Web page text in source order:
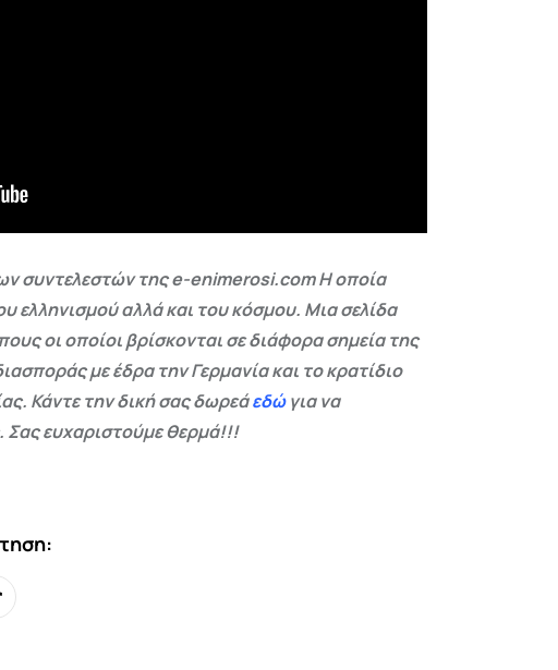
συντελεστών της e-enimerosi.com Η οποία
ελληνισμού αλλά και του κόσμου. Μια σελίδα
οι οποίοι βρίσκονται σε διάφορα σημεία της
με έδρα την Γερμανία και το κρατίδιο
Κάντε την δική σας δωρεάεδώγια να
ευχαριστούμε θερμά!!!